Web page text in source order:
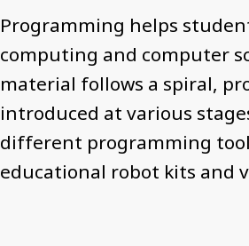
Programming helps
computing and computer
material follows a spiral,
introduced at various
different programming
educational robot kits and